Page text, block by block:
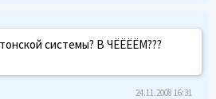
системы? В ЧЁЁЁЁМ???
24.11.2008 16:31